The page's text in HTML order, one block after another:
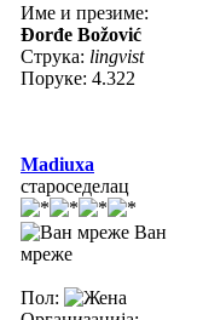
Име и презиме:
Đorđe Božović
Струка: lingvist
Поруке: 4.322
Madiuxa
староседелац
Ван
мреже
Пол: